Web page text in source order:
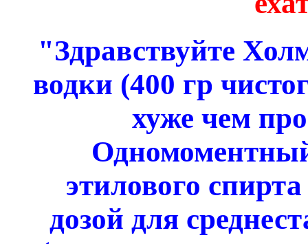
"Здравствуйте
водки (400 гр
хуже чем
этилового
дозой для